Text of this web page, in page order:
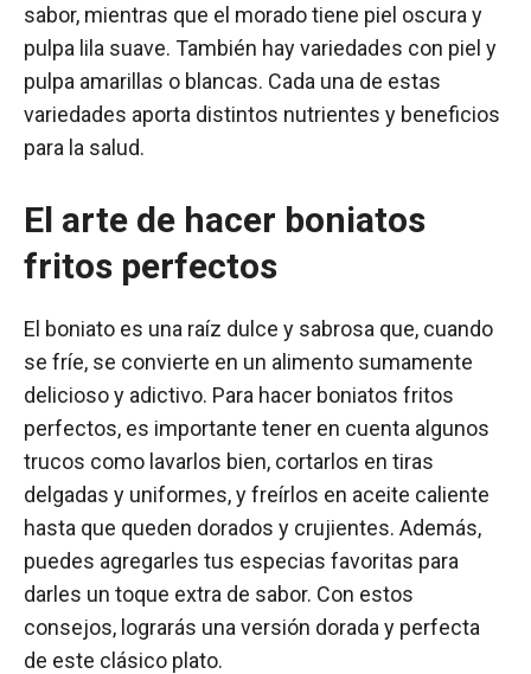
sabor, mientras que el morado tiene piel oscura y
pulpa lila suave. También hay variedades con piel y
pulpa amarillas o blancas. Cada una de estas
variedades aporta distintos nutrientes y beneficios
para la salud.
El arte de hacer boniatos
fritos perfectos
El boniato es una raíz dulce y sabrosa que, cuando
se fríe, se convierte en un alimento sumamente
delicioso y adictivo. Para hacer boniatos fritos
perfectos, es importante tener en cuenta algunos
trucos como lavarlos bien, cortarlos en tiras
delgadas y uniformes, y freírlos en aceite caliente
hasta que queden dorados y crujientes. Además,
puedes agregarles tus especias favoritas para
darles un toque extra de sabor. Con estos
consejos, lograrás una versión dorada y perfecta
de este clásico plato.